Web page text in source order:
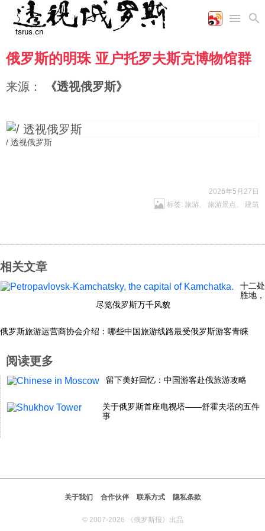
首页
国际
时政
空军
海军
经济
财经
商业
农业
科技
文化
文艺
教育
图片新闻
高清图片
图表
俄罗斯的明珠 亚户托罗夫斯克博物馆群
来源： 《透视俄罗斯》
/ 透视俄罗斯
2026年5月27日
标签: 旅游 、 旅游景点 、 建筑
相关文章
十二处
胜地，
尽览俄罗斯万千风貌
俄罗斯旅游运营商协会介绍：哪些中国旅游线路最受俄罗斯游客青睐
阅读更多
留下美好回忆：中国游客赴俄旅游攻略
关于俄罗斯首座电视塔——舒霍夫塔的五件
事
关于我们 合作伙伴 联系方式 隐私条款
© 2007-2026 《俄罗斯报》出品